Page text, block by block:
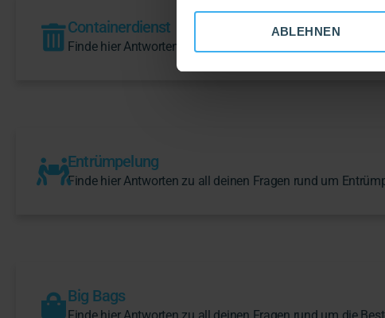
ABLEHNEN
Containerdienst
Finde hier Antworten zu all deinen Fragen rund um die
Entrümpelung
Finde hier Antworten zu all deinen Fragen rund um
Big Bags
Finde hier Antworten zu all deinen Fragen rund um die